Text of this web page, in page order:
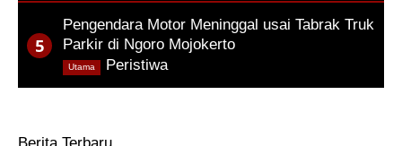
Pengendara Motor Meninggal usai Tabrak Truk
Parkir di Ngoro Mojokerto
Peristiwa,
Utama